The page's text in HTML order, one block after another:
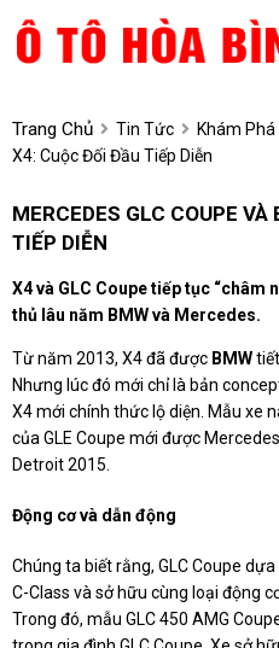
Trang Chủ Tin Tức Khám Phá
X4: Cuộc Đối Đầu Tiếp Diễn
MERCEDES GLC COUPE
TIẾP DIỄN
X4 và GLC Coupe tiếp tục “châm
thủ lâu năm BMW và Mercedes.
Từ năm 2013, X4 đã được BMW
Nhưng lúc đó mới chỉ là bản
X4 mới chính thức lộ diện. Mẫu xe
của GLE Coupe mới được
Detroit 2015.
Động cơ và dẫn động
Chúng ta biết rằng, GLC Coupe
C-Class và sở hữu cùng loại động
Trong đó, mẫu GLC 450 AMG